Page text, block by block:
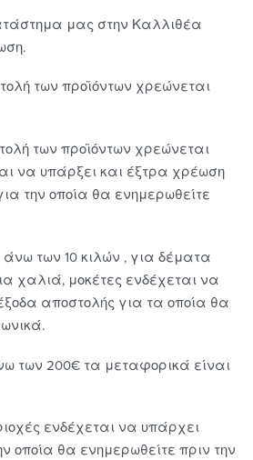
μας στην Καλλιθέα
των προϊόντων χρεώνεται
των προϊόντων χρεώνεται
να υπάρξει και έξτρα χρέωση
την οποία θα ενημερωθείτε
των 10 κιλών , για δέματα
χαλιά, μοκέτες ενδέχεται να
αποστολής για τα οποία θα
των 200€ τα μεταφορικά είναι
ενδέχεται να υπάρχει
οποία θα ενημερωθείτε πριν την